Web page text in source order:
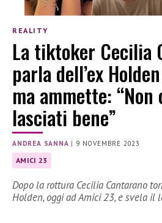
REALITY
La tiktoker Cecilia
parla dell’ex
ma ammette: “Non
lasciati bene”
ANDREA SANNA | 9 NOVEMBRE 2023
AMICI 23
Dopo la rottura Cecilia Cantarano
Holden, oggi ad Amici 23, e svela il